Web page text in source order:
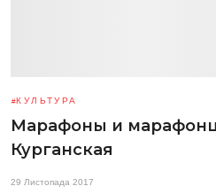
КУЛЬТУРА
Марафоны и
Курганская
29 Листопада 2017